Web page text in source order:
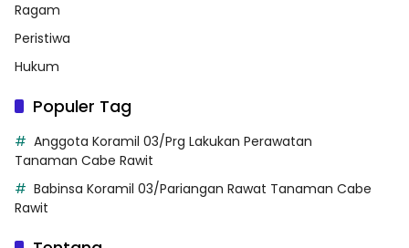
Ragam
Peristiwa
Hukum
Populer Tag
Anggota Koramil 03/Prg Lakukan Perawatan
Tanaman Cabe Rawit
Babinsa Koramil 03/Pariangan Rawat Tanaman Cabe
Rawit